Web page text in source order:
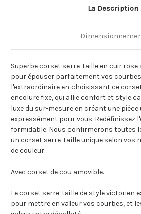
La Description
Superbe corset serre-taille en cuir rose
pour épouser parfaitement vos
l'extraordinaire en choisissant ce
encolure fixe, qui allie confort et style
luxe du sur-mesure en créant une pièce
expressément pour vous. Redéfinissez
formidable. Nous confirmerons toutes
un corset serre-taille unique selon vos
de couleur.
Avec corset de cou amovible.
Le corset serre-taille de style victorien
pour mettre en valeur vos courbes, et